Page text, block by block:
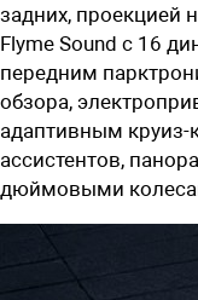
задних, проекцией
Flyme Sound с 16
передним
обзора,
адаптивным
ассистентов,
дюймовыми